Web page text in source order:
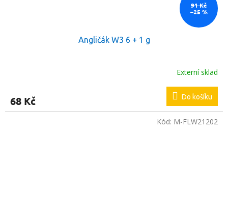
91 Kč
–25 %
Angličák W3 6 + 1 g
Externí sklad
68 Kč Do košíku
Kód: M-FLW21202